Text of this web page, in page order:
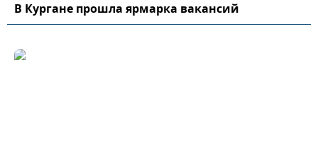
В Кургане прошла ярмарка вакансий